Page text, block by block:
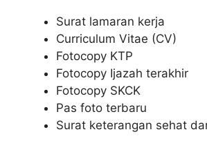
Surat lamaran kerja
Curriculum Vitae (CV)
Fotocopy KTP
Fotocopy Ijazah terakhir
Fotocopy SKCK
Pas foto terbaru
Surat keterangan sehat